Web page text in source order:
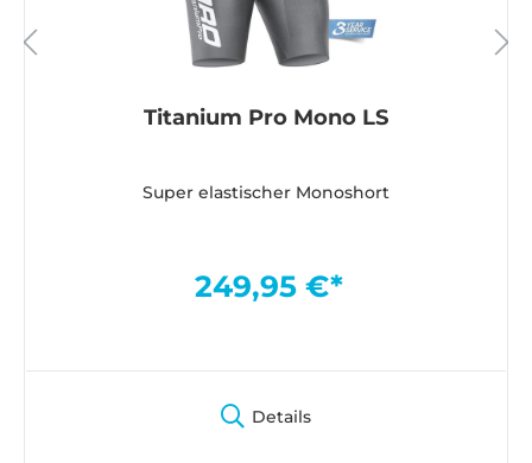
Titanium Pro Mono LS
Super elastischer Monoshort
249,95 €*
Details